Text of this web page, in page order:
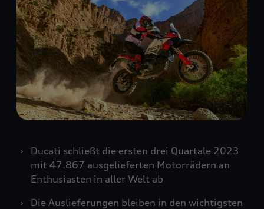
Ducati schließt die ersten drei Quartale 2023
mit 47.867 ausgelieferten Motorrädern an
Enthusiasten in aller Welt ab
Die Auslieferungen bleiben in den wichtigsten